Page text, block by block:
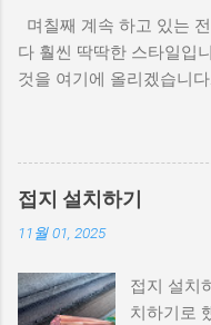
며칠째 계속 하고 있는
다 훨씬 딱딱한 스타일입
것을 여기에 올리겠습니
6K2JVA 6K2JVA KA NR
21 BT GE EVERYONE DE
ES AIR QUALITY NORM
40M ES CONTACT 5
STUDY JAPANESE. IT
접지 설치하기
11월 01, 2025
접지 설치
치하기로